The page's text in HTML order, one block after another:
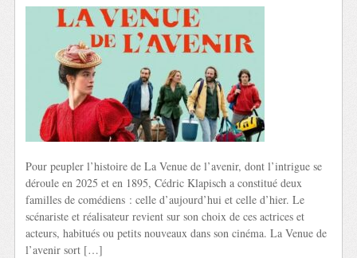
Pour peupler l’histoire de La Venue de l’avenir, dont l’intrigue se
déroule en 2025 et en 1895, Cédric Klapisch a constitué deux
familles de comédiens : celle d’aujourd’hui et celle d’hier. Le
scénariste et réalisateur revient sur son choix de ces actrices et
acteurs, habitués ou petits nouveaux dans son cinéma. La Venue de
l’avenir sort […]